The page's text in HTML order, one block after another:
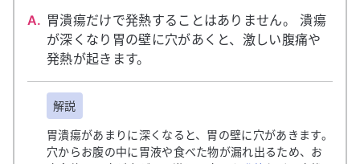
A. 胃潰瘍だけで発熱することはありません。 潰瘍
が深くなり胃の壁に穴があくと、激しい腹痛や
発熱が起きます。
解説
胃潰瘍があまりに深くなると、胃の壁に穴があきます。
穴からお腹の中に胃液や食べた物が漏れ出るため、お